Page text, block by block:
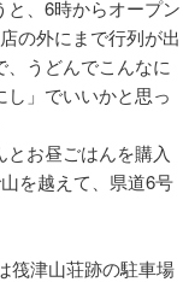
、6時からオープン
の外にまで行列が出
うどんでこんなに
」でいいかと思っ
お昼ごはんを購入
を越えて、県道6号
筏津山荘跡の駐車場